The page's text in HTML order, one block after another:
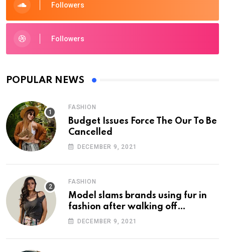
Followers
Followers
POPULAR NEWS
FASHION
Budget Issues Force The Our To Be
Cancelled
DECEMBER 9, 2021
FASHION
Model slams brands using fur in
fashion after walking off
photoshoot
DECEMBER 9, 2021